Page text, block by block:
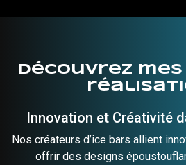
Découvrez
Innovation et Créativité
Nos créateurs d’ice bars allient
offrir des designs